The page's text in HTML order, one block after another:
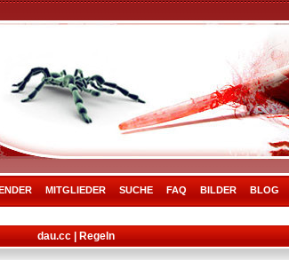
MITGLIEDER SUCHE FAQ BILDER BLOG
dau.cc | Regeln